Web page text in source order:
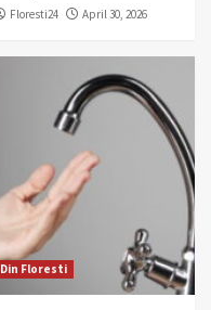
Floresti24 April 30, 2026
Din Floresti